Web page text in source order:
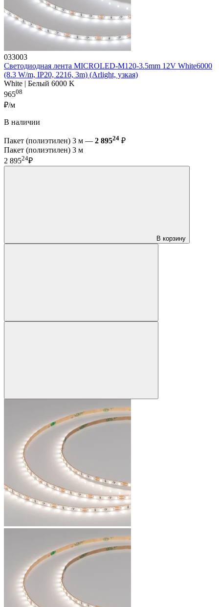
033003
Светодиодная лента MICROLED-M120-3.5mm 12V White6000
(8.3 W/m, IP20, 2216, 3m) (Arlight, узкая)
White | Белый 6000 K
96508
₽/м
В наличии
Пакет (полиэтилен) 3 м — 2 89524 ₽
Пакет (полиэтилен) 3 м
2 89524₽
В корзину